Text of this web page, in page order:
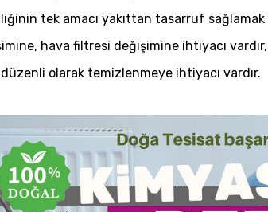
tek amacı yakıttan tasarruf
hava filtresi değişimine ihtiyacı
olarak temizlenmeye ihtiyacı vardır.